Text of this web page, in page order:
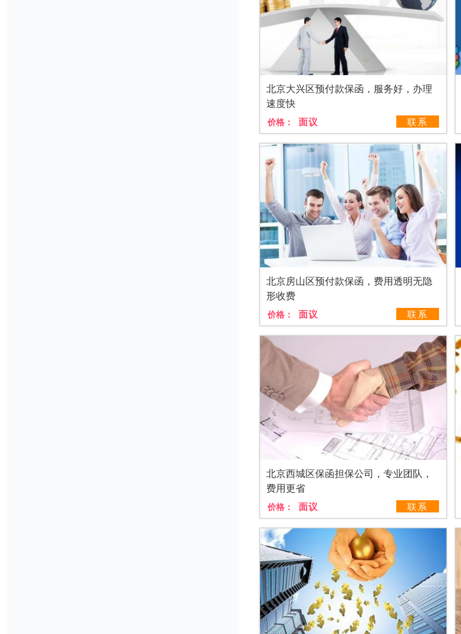
北京大兴区预付款保函，服务好，办理
速度快
价格： 面议 联系
北京房山区预付款保函，费用透明无隐
形收费
价格： 面议 联系
北京西城区保函担保公司，专业团队，
费用更省
价格： 面议 联系